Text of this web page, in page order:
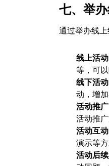
七、举
通过举办线
线上活动
等，可
线下活动
动，增
活动推广
活动推
活动互动
演示等
活动后